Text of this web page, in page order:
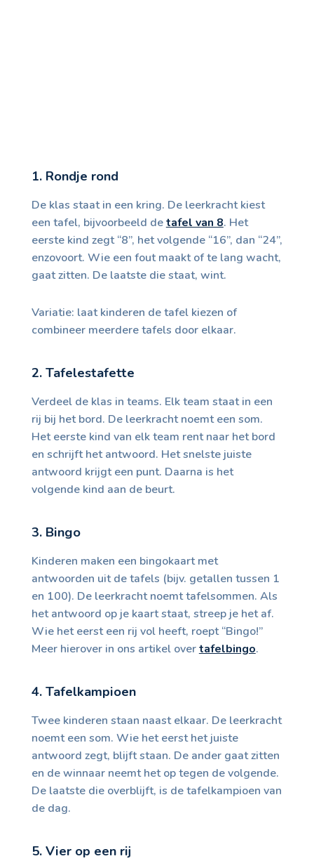
1. Rondje rond
De klas staat in een kring. De leerkracht kiest
een tafel, bijvoorbeeld detafel van 8. Het
eerste kind zegt “8”, het volgende “16”, dan “24”,
enzovoort. Wie een fout maakt of te lang wacht,
gaat zitten. De laatste die staat, wint.
Variatie: laat kinderen de tafel kiezen of
combineer meerdere tafels door elkaar.
2. Tafelestafette
Verdeel de klas in teams. Elk team staat in een
rij bij het bord. De leerkracht noemt een som.
Het eerste kind van elk team rent naar het bord
en schrijft het antwoord. Het snelste juiste
antwoord krijgt een punt. Daarna is het
volgende kind aan de beurt.
3. Bingo
Kinderen maken een bingokaart met
antwoorden uit de tafels (bijv. getallen tussen 1
en 100). De leerkracht noemt tafelsommen. Als
het antwoord op je kaart staat, streep je het af.
Wie het eerst een rij vol heeft, roept “Bingo!”
Meer hierover in ons artikel overtafelbingo.
4. Tafelkampioen
Twee kinderen staan naast elkaar. De leerkracht
noemt een som. Wie het eerst het juiste
antwoord zegt, blijft staan. De ander gaat zitten
en de winnaar neemt het op tegen de volgende.
De laatste die overblijft, is de tafelkampioen van
de dag.
5. Vier op een rij